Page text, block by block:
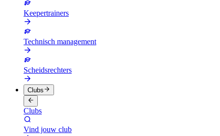
Keepertrainers
Technisch management
Scheidsrechters
Clubs
Clubs
Vind jouw club